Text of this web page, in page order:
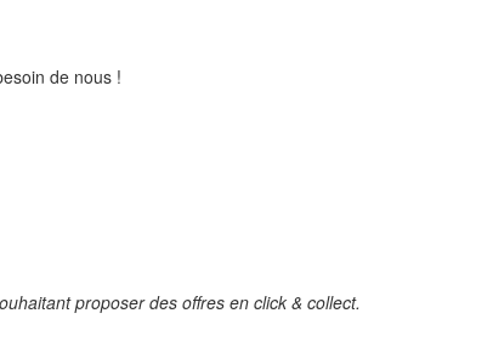
de nous !
proposer des offres en click & collect.